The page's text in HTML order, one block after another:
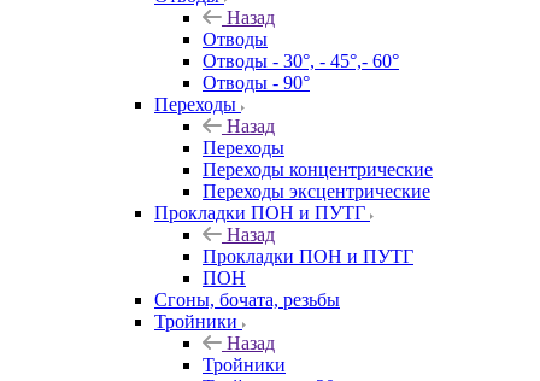
Назад
Отводы
Отводы - 30°, - 45°,- 60°
Отводы - 90°
Переходы
Назад
Переходы
Переходы концентрические
Переходы эксцентрические
Прокладки ПОН и ПУТГ
Назад
Прокладки ПОН и ПУТГ
ПОН
Сгоны, бочата, резьбы
Тройники
Назад
Тройники